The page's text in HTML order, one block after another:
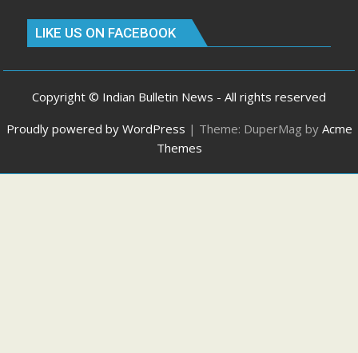
LIKE US ON FACEBOOK
Copyright © Indian Bulletin News - All rights reserved
Proudly powered by WordPress | Theme: DuperMag by Acme
Themes